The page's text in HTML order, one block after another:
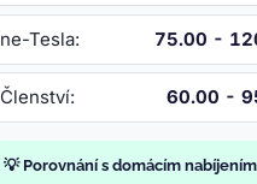
ne-Tesla: 75.00 -
Členství: 60.00 -
💡 Porovnání s domácím